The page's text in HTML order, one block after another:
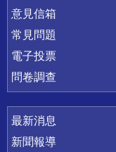
意見信箱
常見問題
電子投票
問卷調查
最新消息
新聞報導